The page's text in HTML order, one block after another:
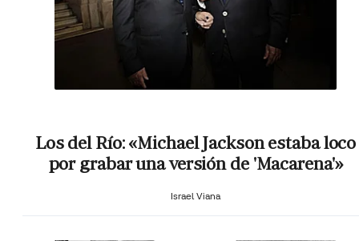
Los del Río: «Michael Jackson estaba loco
por grabar una versión de 'Macarena'»
Israel Viana